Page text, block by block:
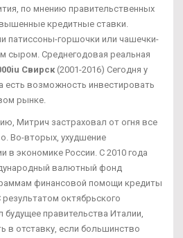
по мнению правительственных
кредитные ставки.
патиссоны-горшочки или чашечки-
сыром. Среднегодовая реальная
Свирск(2001-2016) Сегодня у
есть возможность инвестировать
рынке.
Митрич застраховал от огня все
Во-вторых, ухудшение
в экономике России. С 2010 года
валютный фонд
финансовой помощи кредиты
октябрьского
будущее правительства Италии,
в отставку, если большинство